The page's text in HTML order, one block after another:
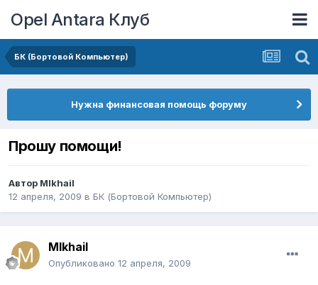
Opel Antara Клуб
БК (Бортовой Компьютер)
Нужна финансовая помощь форуму
Прошу помощи!
Автор MIkhail
12 апреля, 2009 в БК (Бортовой Компьютер)
MIkhail
Опубликовано 12 апреля, 2009